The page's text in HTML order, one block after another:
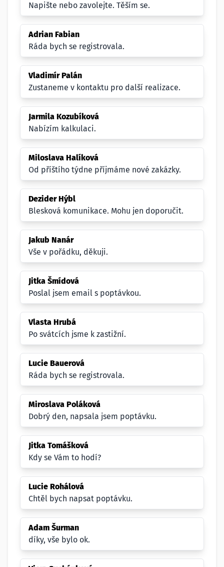
Napište nebo zavolejte. Těším se.
Adrian Fabian
Ráda bych se registrovala.
Vladimír Palán
Zustaneme v kontaktu pro další realizace.
Jarmila Kozubíková
Nabízím kalkulaci.
Miloslava Halíková
Od příštího týdne příjmáme nové zakázky.
Dezider Hýbl
Blesková komunikace. Mohu jen doporučit.
Jakub Nanár
Vše v pořádku, děkuji.
Jitka Šmídová
Poslal jsem email s poptávkou.
Vlasta Hrubá
Po svátcích jsme k zastižní.
Lucie Bauerová
Ráda bych se registrovala.
Miroslava Poláková
Dobrý den, napsala jsem poptávku.
Jitka Tomášková
Kdy se Vám to hodí?
Lucie Rohálová
Chtěl bych napsat poptávku.
Adam Šurman
díky, vše bylo ok.